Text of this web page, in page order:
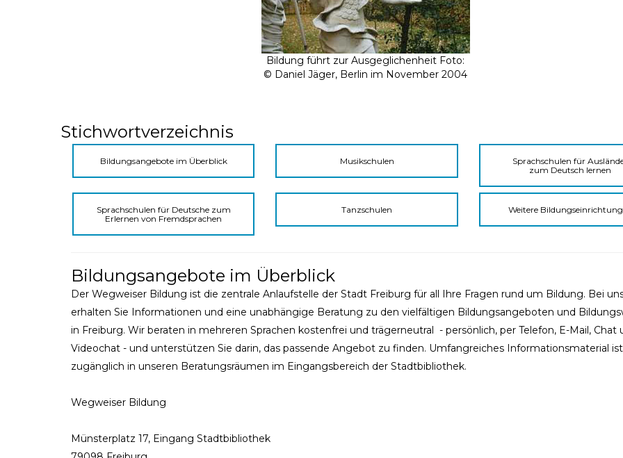
Bildung führt zur Ausgeglichenheit Foto:
© Daniel Jäger, Berlin im November 2004
Stichwortverzeichnis
Bildungsangebote im Überblick Musikschulen
Sprachschulen für
zum Deutsch lernen
Sprachschulen für Deutsche zum
Erlernen von Fremdsprachen
Tanzschulen Weitere
Bildungsangebote im Überblick
Der Wegweiser Bildung ist die zentrale Anlaufstelle der Stadt Freiburg für all Ihre Fragen rund um Bildung. Bei
erhalten Sie Informationen und eine unabhängige Beratung zu den vielfältigen Bildungsangeboten und
in Freiburg. Wir beraten in mehreren Sprachen kostenfrei und trägerneutral - persönlich, per Telefon, E-Mail, Chat
Videochat - und unterstützen Sie darin, das passende Angebot zu finden. Umfangreiches Informationsmaterial ist
zugänglich in unseren Beratungsräumen im Eingangsbereich der Stadtbibliothek.
Wegweiser Bildung
Münsterplatz 17, Eingang Stadtbibliothek